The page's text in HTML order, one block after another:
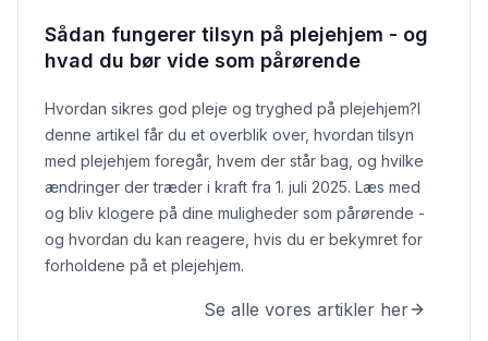
Sådan fungerer tilsyn på plejehjem - og
hvad du bør vide som pårørende
Hvordan sikres god pleje og tryghed på plejehjem?I
denne artikel får du et overblik over, hvordan tilsyn
med plejehjem foregår, hvem der står bag, og hvilke
ændringer der træder i kraft fra 1. juli 2025. Læs med
og bliv klogere på dine muligheder som pårørende -
og hvordan du kan reagere, hvis du er bekymret for
forholdene på et plejehjem.
Se alle vores artikler her